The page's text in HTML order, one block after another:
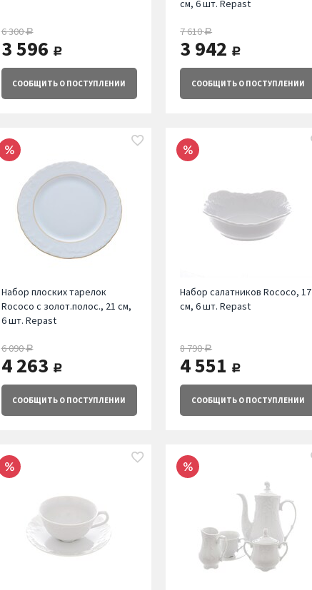
6 300руб.
3 596 руб.
СООБЩИТЬ О ПОСТУПЛЕНИИ
см, 6 шт. Repast
7 610руб.
3 942 руб.
СООБЩИТЬО ПОСТУПЛЕНИИ
Набор плоских тарелок
Rococo с золот.полос., 21 см,
6 шт. Repast
6 090руб.
4 263 руб.
СООБЩИТЬ О ПОСТУПЛЕНИИ
Набор салатников Rococo, 17
см, 6 шт. Repast
8 790руб.
4 551 руб.
СООБЩИТЬО ПОСТУПЛЕНИИ